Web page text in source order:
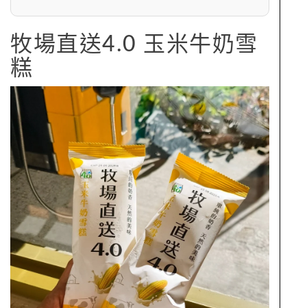
牧場直送4.0 玉米牛奶雪
糕